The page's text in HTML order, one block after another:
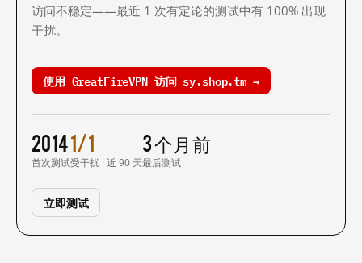
访问不稳定——最近 1 次有定论的测试中有 100% 出现
干扰。
使用 GreatFireVPN 访问 sy.shop.tm →
2014
首次测试
1/1
受干扰 · 近 90 天
3 个月前
最后测试
立即测试